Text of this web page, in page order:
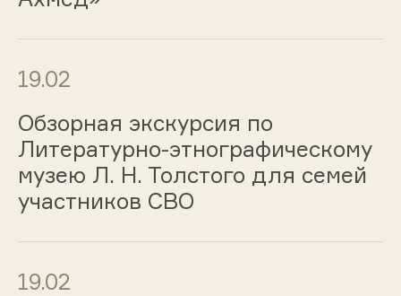
19.02
Обзорная экскурсия по
Литературно-этнографическому
музею Л. Н. Толстого для семей
участников СВО
19.02